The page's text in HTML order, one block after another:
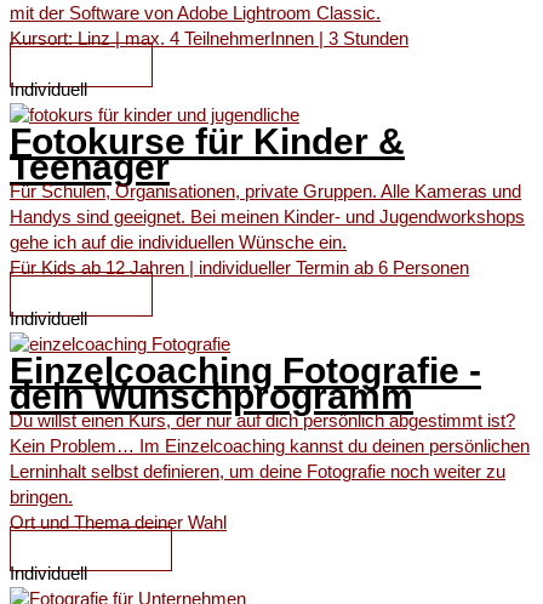
mit der Software von Adobe Lightroom Classic.
Kursort: Linz | max. 4 TeilnehmerInnen | 3 Stunden
Individuell
Fotokurse für Kinder &
Teenager
Für Schulen, Organisationen, private Gruppen. Alle Kameras und
Handys sind geeignet. Bei meinen Kinder- und Jugendworkshops
gehe ich auf die individuellen Wünsche ein.
Für Kids ab 12 Jahren | individueller Termin ab 6 Personen
Individuell
Einzelcoaching Fotografie -
dein Wunschprogramm
Du willst einen Kurs, der nur auf dich persönlich abgestimmt ist?
Kein Problem… Im Einzelcoaching kannst du deinen persönlichen
Lerninhalt selbst definieren, um deine Fotografie noch weiter zu
bringen.
Ort und Thema deiner Wahl
Individuell